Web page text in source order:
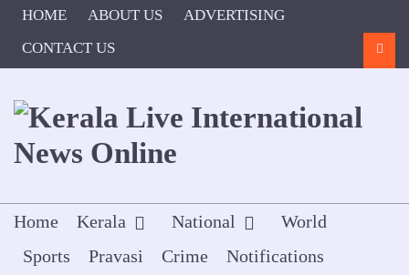
Skip
content
HOME ABOUT US
ADVERTISING
CONTACT US
Home Kerala National
World
Sports
Pravasi Crime
Notifications